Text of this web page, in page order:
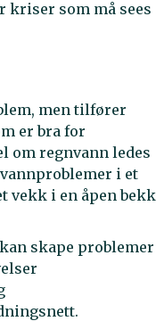
kriser som må sees
men tilfører
er bra for
om regnvann ledes
i et
vekk i en åpen bekk
skape problemer